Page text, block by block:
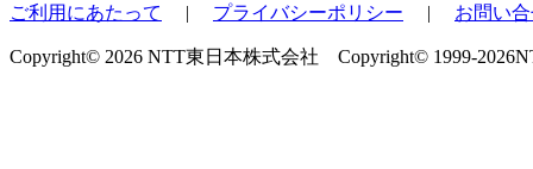
ご利用にあたって | プライバシーポリシー | お問い
Copyright© 2026 NTT東日本株式会社 Copyright© 1999-